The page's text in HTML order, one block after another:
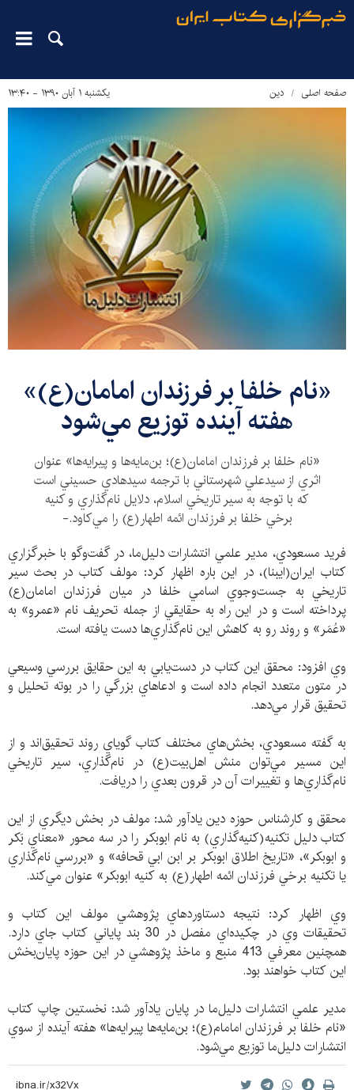
صفحه اصلی دین‌ یکشنبه ۱ آبان ۱۳۹۰ - ۱۳:۴۰
«نام خلفا بر فرزندان امامان(ع)»
هفته آينده توزيع مي‌شود
«نام خلفا بر فرزندان امامان(ع)؛ بن‌مايه‌ها و پيرايه‌ها» عنوان
اثري از سيدعلي شهرستاني با ترجمه سيدهادي حسيني است
كه با توجه به سير تاريخي اسلام، دلايل نام‌گذاري و كنيه
برخي خلفا بر فرزندان ائمه اطهار(ع) را مي‌كاود.-
فريد مسعودي، مدير علمي انتشارات دليل‌ما، در گفت‌وگو با خبرگزاري
كتاب ايران(ايبنا)، در اين باره اظهار كرد: مولف كتاب در بحث سير
تاريخي به جست‌وجوي اسامي خلفا در ميان فرزندان امامان(ع)
پرداخته است و در اين راه به حقايقي از جمله تحريف نام «عمرو» به
«عُمَر» و روند رو به كاهش اين نام‌گذاري‌ها دست يافته است.
وي افزود: محقق اين كتاب در دست‌يابي به اين حقايق بررسي وسيعي
در متون متعدد انجام داده است و ادعاهاي بزرگي را در بوته تحليل و
تحقيق قرار مي‌دهد.
به گفته مسعودي، بخش‌هاي مختلف كتاب گوياي روند تحقيق‌اند و از
اين مسير مي‌توان منش اهل‌بيت(ع) در نام‌گذاري، سير تاريخي
نام‌گذاري‌ها و تغييرات آن در قرون بعدي را دريافت.
محقق و كارشناس حوزه دين يادآور شد: مولف در بخش ديگري از اين
كتاب دليل تكنيه(كنيه‌گذاري) به نام ابوبكر را در سه محور «معناي بَكر
و ابوبكر»، «تاريخ اطلاق ابوبكر بر ابن ابي قحافه» و «بررسي نام‌گذاري
يا تكنيه برخي فرزندان ائمه اطهار(ع) به كنيه ابوبكر» عنوان مي‌كند.
وي اظهار كرد: نتيجه دستاوردهاي پژوهشي مولف اين كتاب و
تحقيقات وي در چكيده‌اي مفصل در 30 بند پاياني كتاب جاي دارد.
همچنين معرفي 413 منبع و ماخذ پژوهشي در اين حوزه پايان‌بخش
اين كتاب خواهند بود.
مدير علمي انتشارات دليل‌ما در پايان يادآور شد: نخستين چاپ كتاب
«نام خلفا بر فرزندان امامام(ع)؛ بن‌مايه‌ها پيرايه‌ها» هفته آينده از سوي
انتشارات دليل‌ما توزيع مي‌شود.